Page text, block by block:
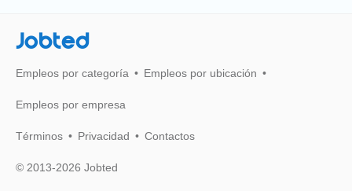
Jobted
Empleos por categoría Empleos por ubicación
Empleos por empresa
Términos Privacidad Contactos
© 2013-2026 Jobted